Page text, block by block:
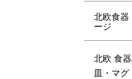
北欧食器
ージ
北欧 食
皿・マグ